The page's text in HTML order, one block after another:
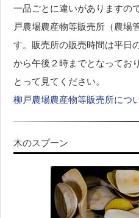
一品ごとに違いがありますの
戸農場農産物等販売所（農場
す。販売所の販売時間は平日
から午後２時までとなってお
とって見てください。
柳戸農場農産物等販売所につ
木のスプーン